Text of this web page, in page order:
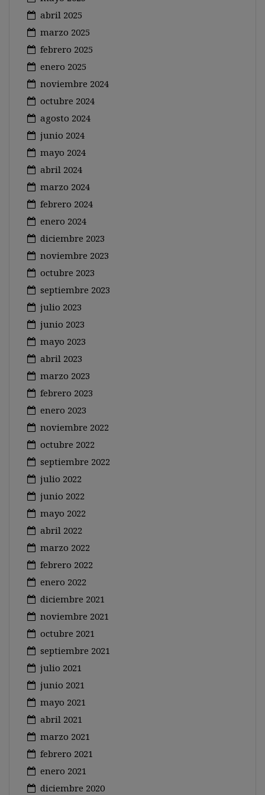
abril 2025
marzo 2025
febrero 2025
enero 2025
noviembre 2024
octubre 2024
agosto 2024
junio 2024
mayo 2024
abril 2024
marzo 2024
febrero 2024
enero 2024
diciembre 2023
noviembre 2023
octubre 2023
septiembre 2023
julio 2023
junio 2023
mayo 2023
abril 2023
marzo 2023
febrero 2023
enero 2023
noviembre 2022
octubre 2022
septiembre 2022
julio 2022
junio 2022
mayo 2022
abril 2022
marzo 2022
febrero 2022
enero 2022
diciembre 2021
noviembre 2021
octubre 2021
septiembre 2021
julio 2021
junio 2021
mayo 2021
abril 2021
marzo 2021
febrero 2021
enero 2021
diciembre 2020